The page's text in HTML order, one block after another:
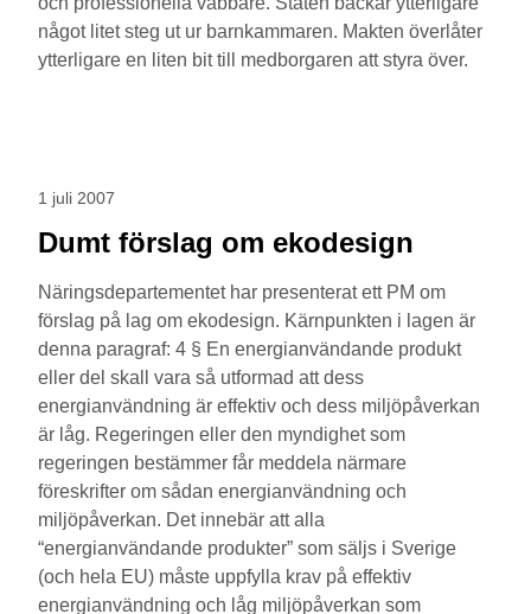
något litet steg ut ur barnkammaren. Makten överlåter
ytterligare en liten bit till medborgaren att styra över.
1 juli 2007
Dumt förslag om ekodesign
Näringsdepartementet har presenterat ett PM om
förslag på lag om ekodesign. Kärnpunkten i lagen är
denna paragraf: 4 § En energianvändande produkt
eller del skall vara så utformad att dess
energianvändning är effektiv och dess miljöpåverkan
är låg. Regeringen eller den myndighet som
regeringen bestämmer får meddela närmare
föreskrifter om sådan energianvändning och
miljöpåverkan. Det innebär att alla
“energianvändande produkter” som säljs i Sverige
(och hela EU) måste uppfylla krav på effektiv
energianvändning och låg miljöpåverkan som